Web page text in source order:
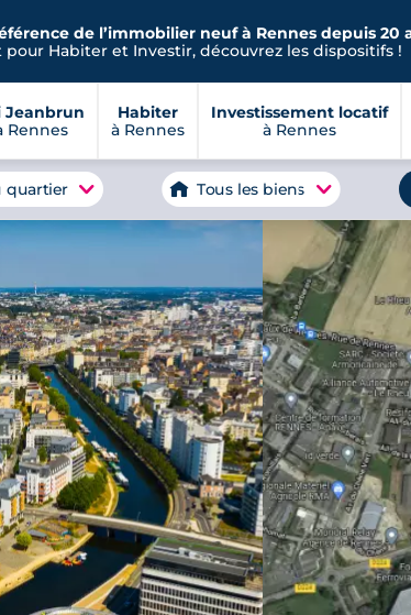
de l’immobilier neuf à Rennes depuis 20
pour Habiter et Investir, découvrez les dispositifs !
Jeanbrun
Rennes
Habiter
à Rennes
Investissement locatif
à Rennes
quartier Tous les biens